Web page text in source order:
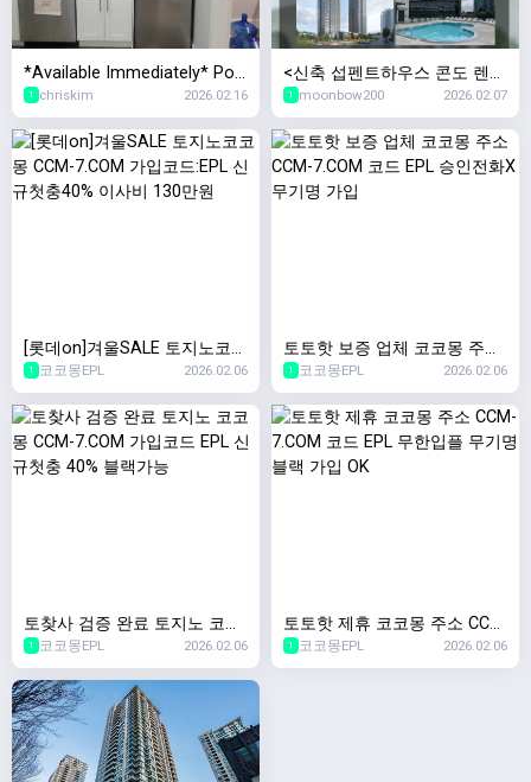
*Available Immediately* Port
Coquitlam Fremont Village 오
피스 공간 서브리스
1 chriskim 2026.02.16
<신축 섭펜트하우스 콘도 렌트
> Modern Sub-Penthouse 2B
DR + 2BATH Condo in Heart
of Surrey Central
1 moonbow200 2026.02.07
[롯데on]겨울SALE 토지노코코
몽 CCM-7.COM 가입코드:EPL
신규첫충40% 이사비 130만원
1 코코몽EPL 2026.02.06
토토핫 보증 업체 코코몽 주소
CCM-7.COM 코드 EPL 승인전
화X 무기명 가입
1 코코몽EPL 2026.02.06
토찾사 검증 완료 토지노 코코
몽 CCM-7.COM 가입코드 EPL
신규첫충 40% 블랙가능
1 코코몽EPL 2026.02.06
토토핫 제휴 코코몽 주소 CCM
-7.COM 코드 EPL 무한입플 무
기명 블랙 가입 OK
1 코코몽EPL 2026.02.06